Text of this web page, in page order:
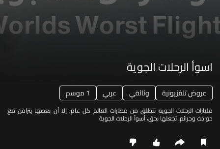
اسوأ الرحلات الجوية
عروض تلفزيونية وثائقي عربي 1 موسم
مليارات الرحلات الجوية تنطلق من مطارات العالم كل عام، إلا أن بعضها يتزامن مع
حوادث وجرائم، تجعلها بحق، أسوأ الرحلات الجوية